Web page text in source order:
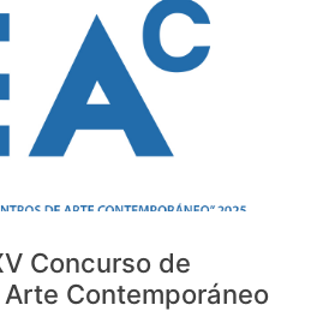
Concurso de
Contemporáneo